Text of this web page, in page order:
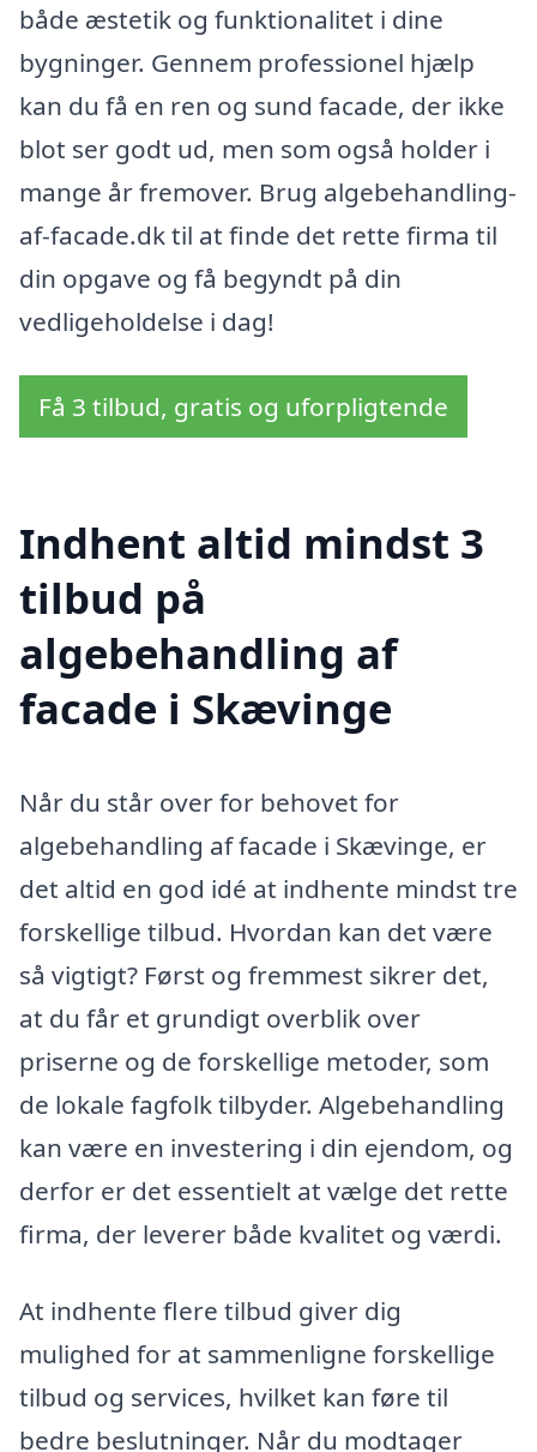
både æstetik og funktionalitet i dine
bygninger. Gennem professionel hjælp
kan du få en ren og sund facade, der ikke
blot ser godt ud, men som også holder i
mange år fremover. Brug algebehandling-
af-facade.dk til at finde det rette firma til
din opgave og få begyndt på din
vedligeholdelse i dag!
Få 3 tilbud, gratis og uforpligtende
Indhent altid mindst 3
tilbud på
algebehandling af
facade i Skævinge
Når du står over for behovet for
algebehandling af facade i Skævinge, er
det altid en god idé at indhente mindst tre
forskellige tilbud. Hvordan kan det være
så vigtigt? Først og fremmest sikrer det,
at du får et grundigt overblik over
priserne og de forskellige metoder, som
de lokale fagfolk tilbyder. Algebehandling
kan være en investering i din ejendom, og
derfor er det essentielt at vælge det rette
firma, der leverer både kvalitet og værdi.
At indhente flere tilbud giver dig
mulighed for at sammenligne forskellige
tilbud og services, hvilket kan føre til
bedre beslutninger. Når du modtager